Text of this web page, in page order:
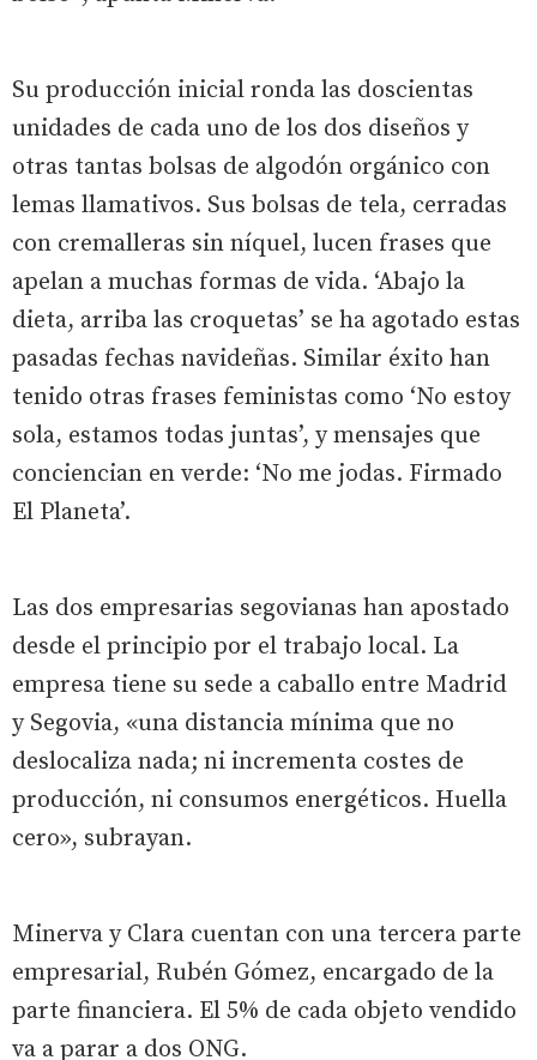
Su producción inicial ronda las doscientas
unidades de cada uno de los dos diseños y
otras tantas bolsas de algodón orgánico con
lemas llamativos. Sus bolsas de tela, cerradas
con cremalleras sin níquel, lucen frases que
apelan a muchas formas de vida. ‘Abajo la
dieta, arriba las croquetas’ se ha agotado estas
pasadas fechas navideñas. Similar éxito han
tenido otras frases feministas como ‘No estoy
sola, estamos todas juntas’, y mensajes que
conciencian en verde: ‘No me jodas. Firmado
El Planeta’.
Las dos empresarias segovianas han apostado
desde el principio por el trabajo local. La
empresa tiene su sede a caballo entre Madrid
y Segovia, «una distancia mínima que no
deslocaliza nada; ni incrementa costes de
producción, ni consumos energéticos. Huella
cero», subrayan.
Minerva y Clara cuentan con una tercera parte
empresarial, Rubén Gómez, encargado de la
parte financiera. El 5% de cada objeto vendido
va a parar a dos ONG.